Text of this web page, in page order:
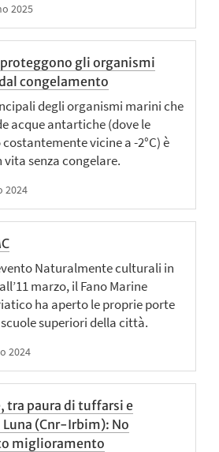
2025
gli organismi
congelamento
degli organismi marini che
acque antartiche (dove le
vicine a -2°C) è
senza congelare.
2024
Naturalmente culturali in
marzo, il Fano Marine
ha aperto le proprie porte
superiori della città.
2024
tra paura di tuffarsi e
Luna (Cnr-Irbim): No
miglioramento